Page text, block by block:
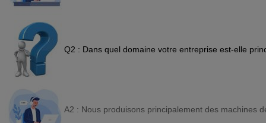
Q2 : Dans quel domaine votre entreprise est-elle
A2 : Nous produisons principalement des machines